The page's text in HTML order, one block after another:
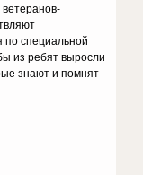
ветеранов-
по специальной
из ребят выросли
знают и помнят